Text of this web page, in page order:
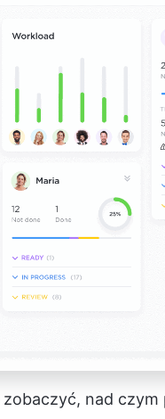
nad czym